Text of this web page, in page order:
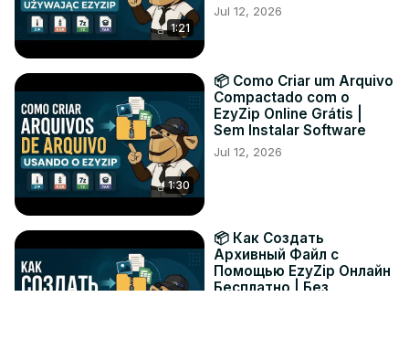
1:21
Jul 12, 2026
1:30
📦 Como Criar um Arquivo
Compactado com o
EzyZip Online Grátis |
Sem Instalar Software
Jul 12, 2026
📦 Как Создать
Архивный Файл с
Помощью EzyZip Онлайн
Бесплатно | Без